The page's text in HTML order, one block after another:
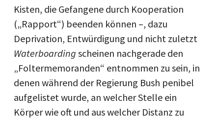
Kisten, die Gefangene durch Kooperation
(„Rapport“) beenden können –, dazu
Deprivation, Entwürdigung und nicht zuletzt
Waterboarding scheinen nachgerade den
„Foltermemoranden“ entnommen zu sein, in
denen während der Regierung Bush penibel
aufgelistet wurde, an welcher Stelle ein
Körper wie oft und aus welcher Distanz zu